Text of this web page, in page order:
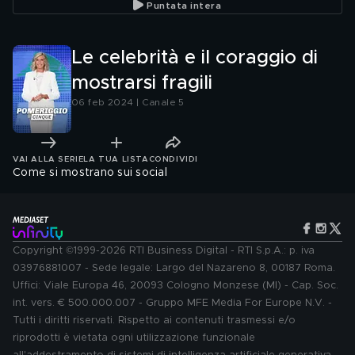
Puntata intera
Le celebrità e il coraggio di
mostrarsi fragili
06 feb 2024 | Canale 5
VAI ALLA SERIE LA TUA LISTA CONDIVIDI
Come si mostrano sui social
Copyright ©1999-2026 RTI Business Digital - RTI S.p.A.: p. iva
03976881007 - Sede legale: Largo del Nazareno 8, 00187 Roma.
Uffici: Viale Europa 46, 20093 Cologno Monzese (MI) - Cap. Soc.
int. vers. € 500.000.007 - Gruppo MFE Media For Europe N.V. -
Tutti i diritti riservati. Rispetto ai contenuti trasmessi e/o
riprodotti è vietata ogni utilizzazione funzionale